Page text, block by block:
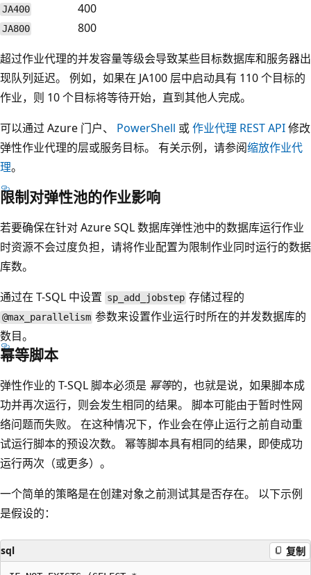
JA400 400
JA800
800
超过作业代理的并发容量等级会导致某些目标数据库和服务器出
现队列延迟。 例如，如果在 JA100 层中启动具有 110 个目标的
作业，则 10 个目标将等待开始，直到其他人完成。
可以通过 Azure 门户、 PowerShell 或作业代理 REST API修改
弹性作业代理的层或服务目标。 有关示例，请参阅缩放作业代
理。
限制对弹性池的作业影响
若要确保在针对 Azure SQL 数据库弹性池中的数据库运行作业
时资源不会过度负担，请将作业配置为限制作业同时运行的数据
库数。
通过在 T-SQL 中设置 sp_add_jobstep 存储过程的
@max_parallelism 参数来设置作业运行时所在的并发数据库的
数目。
幂等脚本
弹性作业的 T-SQL 脚本必须是 幂等的，也就是说，如果脚本成
功并再次运行，则会发生相同的结果。 脚本可能由于暂时性网
络问题而失败。 在这种情况下，作业会在停止运行之前自动重
试运行脚本的预设次数。 幂等脚本具有相同的结果，即使成功
运行两次（或更多）。
一个简单的策略是在创建对象之前测试其是否存在。 以下示例
是假设的：
sql 复制